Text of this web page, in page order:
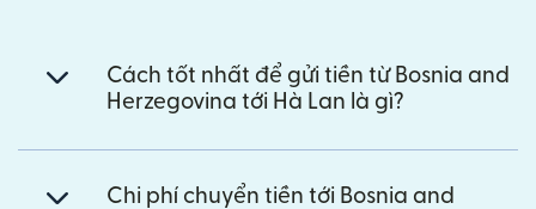
Cách tốt nhất để gửi tiền từ Bosnia and
Herzegovina tới Hà Lan là gì?
Chi phí chuyển tiền tới Bosnia and